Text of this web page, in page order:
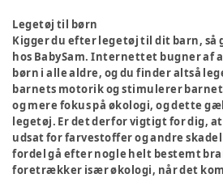
Legetøj til børn
Kigger du efter legetøj til dit barn, så
hos BabySam. Internettet bugner af
børn i alle aldre, og du finder altså
barnets motorik og stimulerer
og mere fokus på økologi, og dette
legetøj. Er det derfor vigtigt for dig,
udsat for farvestoffer og andre
fordel gå efter nogle helt bestemt
foretrækker især økologi, når det